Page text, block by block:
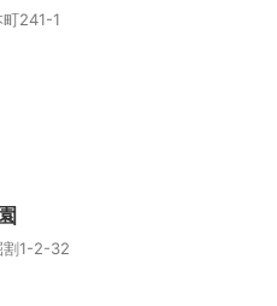
241-1
割1-2-32